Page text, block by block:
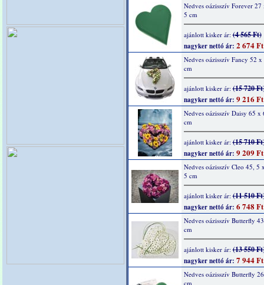
Nedves oázisszív Forever
5 cm
ajánlott kisker ár:(4 565 Ft)
nagyker nettó ár: 2 674 Ft
Nedves oázisszív Fancy 52
cm
ajánlott kisker ár:(15 720
nagyker nettó ár: 9 216 Ft
Nedves oázisszív Daisy 65 x
cm
ajánlott kisker ár:(15 710
nagyker nettó ár: 9 209 Ft
Nedves oázisszív Cleo 45, 5
5 cm
ajánlott kisker ár:(11 510
nagyker nettó ár: 6 748 Ft
Nedves oázisszív Butterfly
cm
ajánlott kisker ár:(13 550
nagyker nettó ár: 7 944 Ft
Nedves oázisszív Butterfly
cm